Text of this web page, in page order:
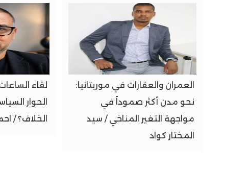
العمران والعقارات في موريتانيا:
نحو مدن أكثر صموداً في
مواجهة التغير المناخي / سيد
المختار كواد
لقاء
الحوار
الخلاف؟ /